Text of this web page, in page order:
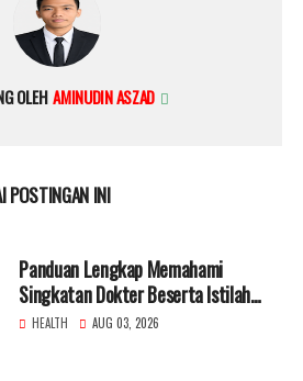
OLEH AMINUDIN ASZAD
POSTINGAN INI
Panduan Lengkap Memahami
Singkatan Dokter Beserta Istilah
Medis
HEALTH AUG 03, 2026